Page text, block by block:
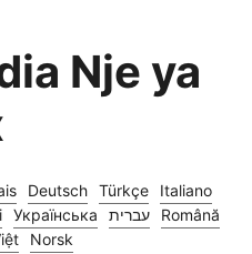
Nje ya
Deutsch Türkçe
Italiano
Українська עברית
Română
Norsk